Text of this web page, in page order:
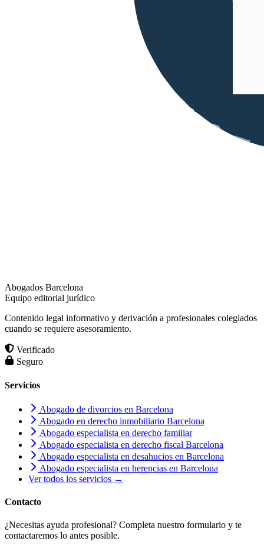
Abogados Barcelona
Equipo editorial jurídico
Contenido legal informativo y derivación a profesionales colegiados
cuando se requiere asesoramiento.
Verificado
Seguro
Servicios
Abogado de divorcios en Barcelona
Abogado en derecho inmobiliario Barcelona
Abogado especialista en derecho familiar
Abogado especialista en derecho fiscal Barcelona
Abogado especialista en desahucios en Barcelona
Abogado especialista en herencias en Barcelona
Ver todos los servicios →
Contacto
¿Necesitas ayuda profesional? Completa nuestro formulario y te
contactaremos lo antes posible.